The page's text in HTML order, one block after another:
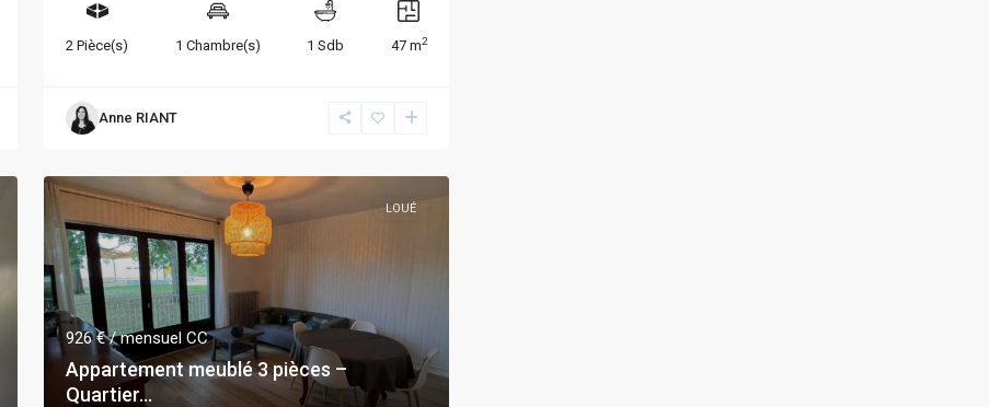
2 Pièce(s) 1 Chambre(s) 1 Sdb 47 m2
Anne RIANT
LOUÉ
926 €/ mensuel CC
Appartement meublé 3 pièces –
Quartier...